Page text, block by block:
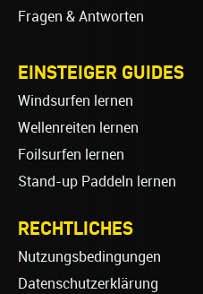
Fragen & Antworten
EINSTEIGER GUIDES
Windsurfen lernen
Wellenreiten lernen
Foilsurfen lernen
Stand-up Paddeln lernen
RECHTLICHES
Nutzungsbedingungen
Datenschutzerklärung